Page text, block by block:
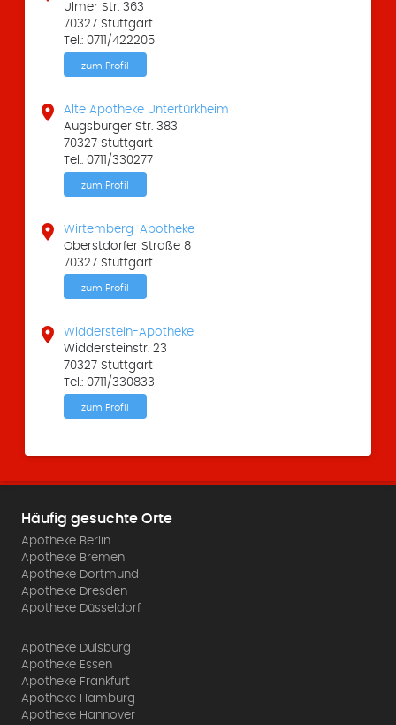
Ulmer Str. 363
70327 Stuttgart
Tel.: 0711/422205
zum Profil

Alte Apotheke Untertürkheim
Augsburger Str. 383
70327 Stuttgart
Tel.: 0711/330277
zum Profil

Wirtemberg-Apotheke
Oberstdorfer Straße 8
70327 Stuttgart
zum Profil

Widderstein-Apotheke
Widdersteinstr. 23
70327 Stuttgart
Tel.: 0711/330833
zum Profil
Häufig gesuchte Orte
Apotheke Berlin
Apotheke Bremen
Apotheke Dortmund
Apotheke Dresden
Apotheke Düsseldorf
Apotheke Duisburg
Apotheke Essen
Apotheke Frankfurt
Apotheke Hamburg
Apotheke Hannover